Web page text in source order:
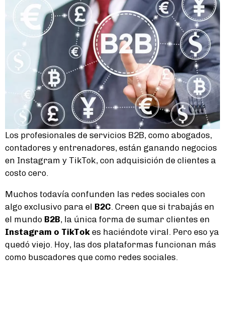
Los profesionales de servicios B2B, como abogados,
contadores y entrenadores, están ganando negocios
en Instagram y TikTok, con adquisición de clientes a
costo cero.
Muchos todavía confunden las redes sociales con
algo exclusivo para el B2C. Creen que si trabajás en
el mundo B2B, la única forma de sumar clientes en
Instagram o TikTok es haciéndote viral. Pero eso ya
quedó viejo. Hoy, las dos plataformas funcionan más
como buscadores que como redes sociales.